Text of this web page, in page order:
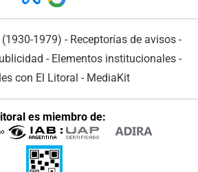
1979) - Receptorías de avisos -
- Elementos institucionales-
con El Litoral - MediaKit
es miembro de: